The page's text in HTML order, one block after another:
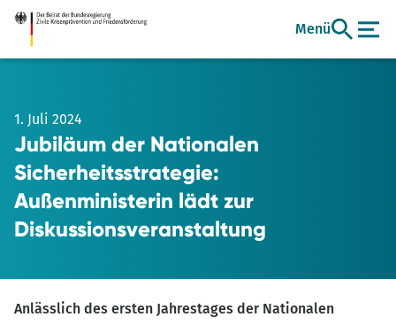
Zum
Hauptinhalt
Menü
1. Juli 2024
Jubiläum der Nationalen
Sicherheitsstrategie:
Außenministerin lädt zur
Diskussionsveranstaltung
Anlässlich des ersten Jahrestages der Nationalen